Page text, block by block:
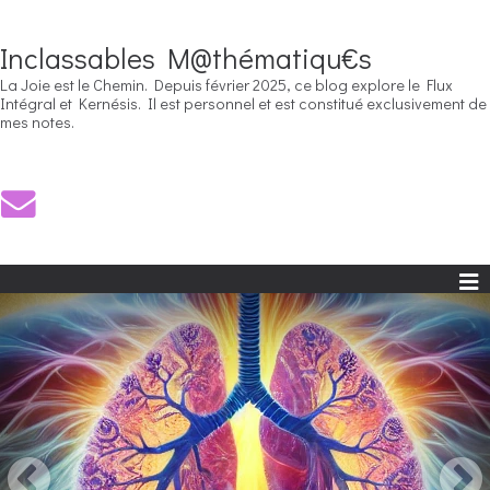
Inclassables M@thématiqu€s
La Joie est le Chemin. Depuis février 2025, ce blog explore le Flux
Intégral et Kernésis. Il est personnel et est constitué exclusivement de
mes notes.